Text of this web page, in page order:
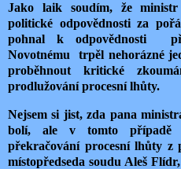
Jako laik soudím, že ministr
politické odpovědnosti za
pohnal k odpovědnosti
Novotnému trpěl nehorázné
proběhnout kritické
prodlužování procesní lhůty.
Nejsem si jist, zda pana
bolí, ale v tomto případě
překračování procesní lhůty z
místopředseda soudu Aleš